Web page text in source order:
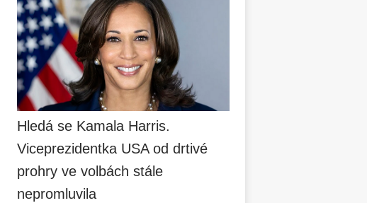
Hledá se Kamala Harris.
Viceprezidentka USA od drtivé
prohry ve volbách stále
nepromluvila